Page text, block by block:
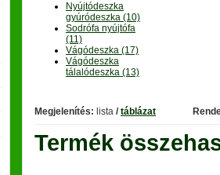
Nyújtódeszka
gyúródeszka (10)
Sodrófa nyújtófa
(11)
Vágódeszka (17)
Vágódeszka
tálalódeszka (13)
Megjelenítés: lista / táblázat
Termék